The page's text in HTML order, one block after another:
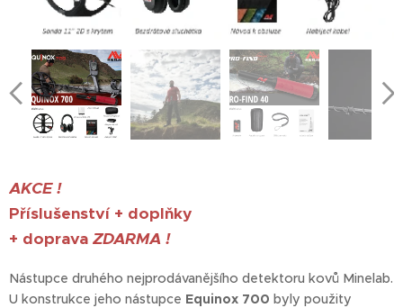
AKCE !
Příslušenství + doplňky
+ doprava ZDARMA !
Nástupce druhého nejprodávanějšího detektoru kovů Minelab.
U konstrukce jeho nástupce Equinox 700 byly použity